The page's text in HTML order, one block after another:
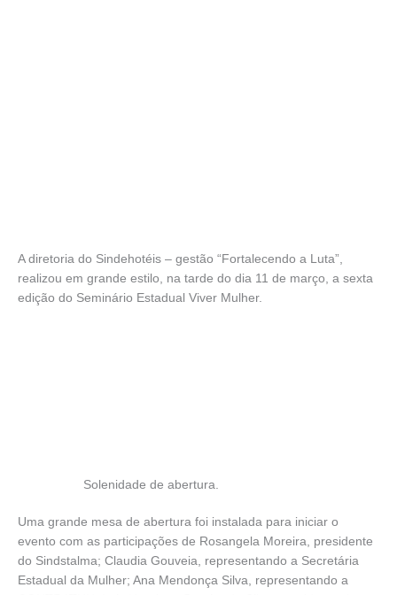
A diretoria do Sindehotéis – gestão “Fortalecendo a Luta”,
realizou em grande estilo, na tarde do dia 11 de março, a sexta
edição do Seminário Estadual Viver Mulher.
Solenidade de abertura.
Uma grande mesa de abertura foi instalada para iniciar o
evento com as participações de Rosangela Moreira, presidente
do Sindstalma; Claudia Gouveia, representando a Secretária
Estadual da Mulher; Ana Mendonça Silva, representando a